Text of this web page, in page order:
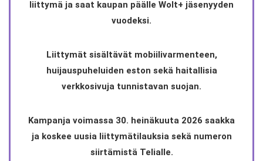
liittymä ja saat kaupan päälle Wolt+ jäsenyyden
vuodeksi.
Liittymät sisältävät mobiilivarmenteen,
huijauspuheluiden eston sekä haitallisia
verkkosivuja tunnistavan suojan.
Kampanja voimassa 30. heinäkuuta 2026 saakka
ja koskee uusia liittymätilauksia sekä numeron
siirtämistä Telialle.